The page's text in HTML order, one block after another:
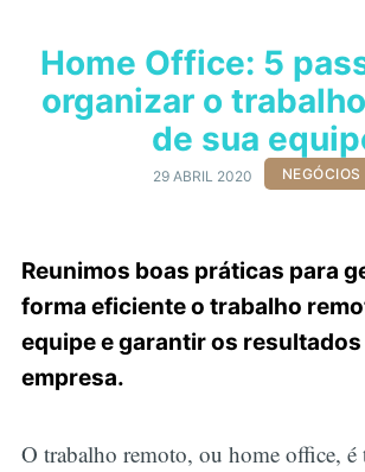
Home Office: 5
organizar o
de sua
29 ABRIL 2020 NEGÓCIOS
Reunimos boas práticas para
forma eficiente o trabalho
equipe e garantir os resultados
empresa.
O trabalho remoto, ou home office, é